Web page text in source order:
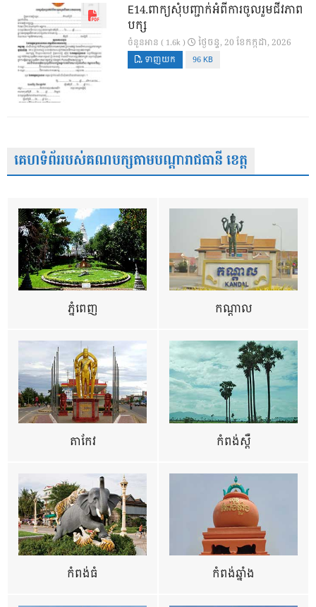
E14.ពាក្យសុំបញ្ជាក់អំពីការចូលរួមជីវភាព
បក្ស
ចំនួនអាន ( 1.6k ) ថ្ងៃ​ចន្ទ, 20 ខែ​កក្កដា, 2026
ទាញយក 96 KB
គេហទំព័ររបស់គណបក្សតាមបណ្តារាជធានី ខេត្ត
ភ្នំពេញ កណ្តាល
តាកែវ កំពង់ស្ពឺ
កំពង់ធំ កំពង់ឆ្នាំង